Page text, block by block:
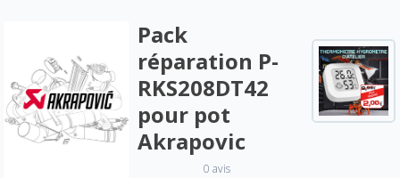
Pack
réparation P-
RKS208DT42
pour pot
Akrapovic
0 avis